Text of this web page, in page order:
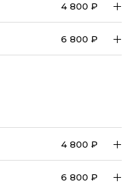
4 800 ₽
6 800 ₽
4 800 ₽
6 800 ₽